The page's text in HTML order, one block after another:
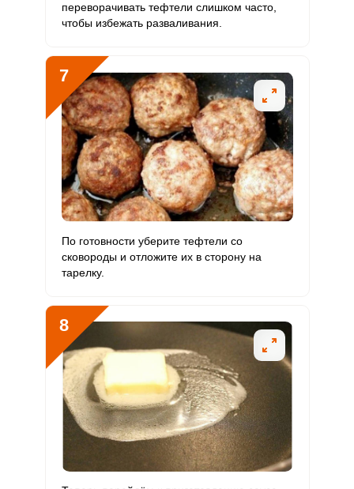
переворачивать тефтели слишком часто,
чтобы избежать разваливания.
7
По готовности уберите тефтели со
сковороды и отложите их в сторону на
тарелку.
8